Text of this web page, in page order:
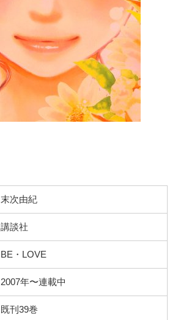
末次由紀
講談社
BE・LOVE
2007年〜連載中
既刊39巻